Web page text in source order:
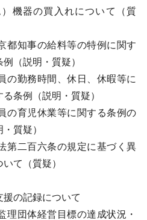
）機器の買入れについて（質
都知事の給料等の特例に関す
（説明・質疑）
の勤務時間、休日、休暇等に
条例（説明・質疑）
の育児休業等に関する条例の
質疑）
第二百六条の規定に基づく異
て（質疑）
援の記録について
理団体経営目標の達成状況・